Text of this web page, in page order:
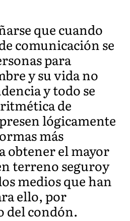
que cuando
comunicación se
para
y su vida no
y todo se
de
lógicamente
más
obtener el mayor
terreno seguroy
medios que han
ello, por
del condón.